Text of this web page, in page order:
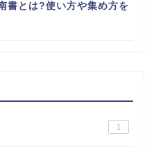
書とは?使い方や集め方を
1